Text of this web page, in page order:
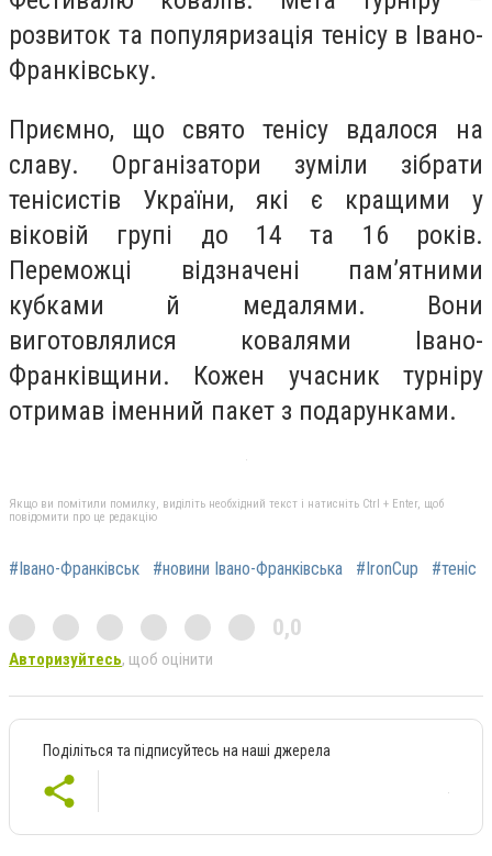
розвиток та популяризація тенісу в Івано-
Франківську.
Приємно, що свято тенісу вдалося на
славу. Організатори зуміли зібрати
тенісистів України, які є кращими у
віковій групі до 14 та 16 років.
Переможці відзначені пам’ятними
кубками й медалями. Вони
виготовлялися ковалями Івано-
Франківщини. Кожен учасник турніру
отримав іменний пакет з подарунками.
Якщо ви помітили помилку, виділіть необхідний текст і натисніть Ctrl + Enter, щоб
повідомити про це редакцію
#Івано-Франківськ #новини Івано-Франківська #IronCup #теніс
0,0
Авторизуйтесь, щоб оцінити
Поділіться та підписуйтесь на наші джерела